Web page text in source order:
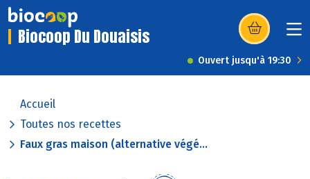
Biocoop Du Douaisis (s’ouvre dans
Ouvert jusqu'à 19:30
Accueil
Toutes nos recettes
Faux gras maison (alternative végé...